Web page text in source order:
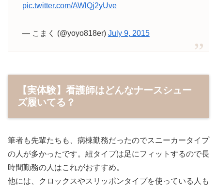
pic.twitter.com/AWlQj2yUve
— こまく (@yoyo818er) July 9, 2015
【実体験】看護師はどんなナースシュー
ズ履いてる？
筆者も先輩たちも、病棟勤務だったのでスニーカータイプ
の人が多かったです。紐タイプは足にフィットするので長
時間勤務の人はこれがおすすめ。
他には、クロックスやスリッポンタイプを使っている人も